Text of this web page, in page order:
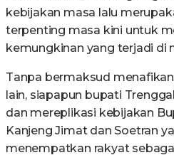
kebijakan masa lalu
terpenting masa kini untuk
kemungkinan yang terjadi di
Tanpa bermaksud
lain, siapapun bupati
dan mereplikasi kebijakan
Kanjeng Jimat dan Soetran
menempatkan rakyat